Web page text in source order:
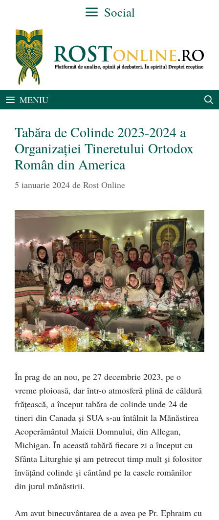
conținut
Social
MENIU
Tabăra de Colinde 2023-2024 a
Organizației Tineretului Ortodox
Român din America
5 ianuarie 2024 de Rost Online
În prag de an nou, pe 27 decembrie 2023, pe o
vreme ploioasă, dar într-o atmosferă plină de căldură
frățească, a început tabăra de colinde unde 24 de
tineri din Canada și SUA s-au întâlnit la Mănăstirea
Acoperământul Maicii Domnului, din Allegan,
Michigan. În această tabără fiecare zi a început cu
Sfânta Liturghie și am petrecut timp mult și folositor
învățând colinde și cântând pe la casele românilor
din jurul mănăstirii.
Am avut binecuvântarea de a avea pe Pr. Ephraim cu